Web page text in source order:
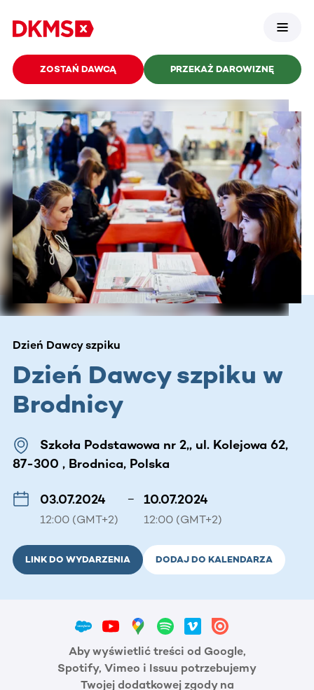
ZOSTAŃ DAWCĄ PRZEKAŻ DAROWIZNĘ
Dzień Dawcy szpiku
Dzień Dawcy szpiku w
Brodnicy
Szkoła Podstawowa nr 2,, ul. Kolejowa 62,
87-300 , Brodnica, Polska
03.07.2024
12:00 (GMT+2)
– 10.07.2024
12:00 (GMT+2)
LINK DO WYDARZENIA DODAJ DO KALENDARZA
Aby wyświetlić treści od Google,
Spotify, Vimeo i Issuu potrzebujemy
Twojej dodatkowej zgody na